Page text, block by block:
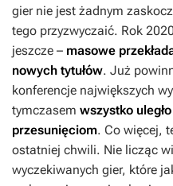
gier nie jest żadnym
tego przyzwyczaić. Rok
jeszcze – masowe
nowych tytułów. Już
konferencje największych
tymczasem wszystko
przesunięciom. Co więcej,
ostatniej chwili. Nie licząc
wyczekiwanych gier, które